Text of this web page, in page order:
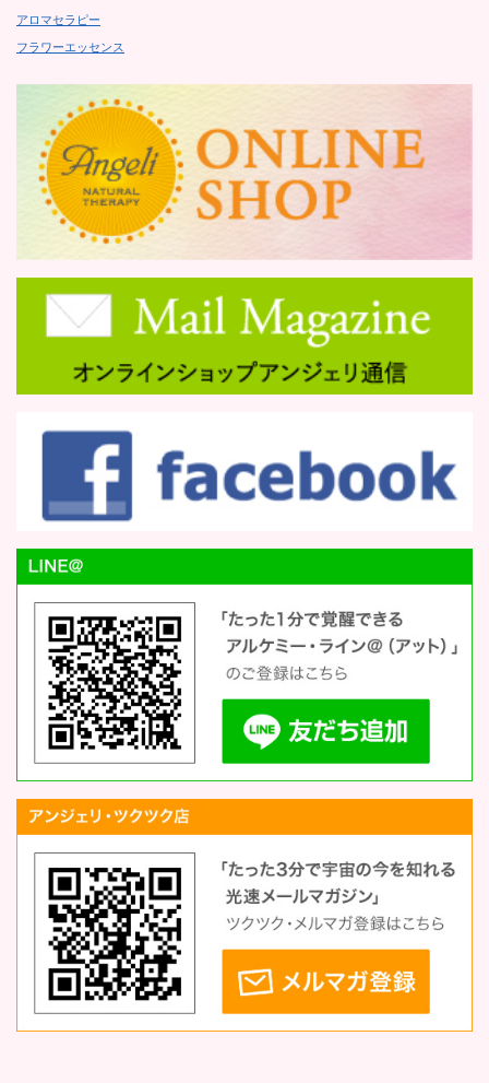
アロマセラピー
フラワーエッセンス